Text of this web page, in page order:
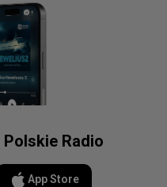
Radio
App Store